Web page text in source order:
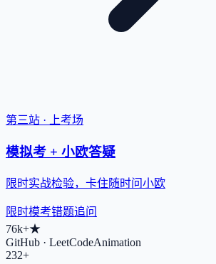
第三站 · 上考场
模拟考 + 小欧答疑
限时实战检验，卡住随时问小欧
限时模考错题追问
76k+★
GitHub · LeetCodeAnimation
232+